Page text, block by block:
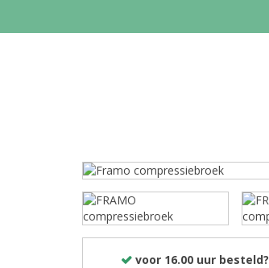
voor 16.00 uur besteld?